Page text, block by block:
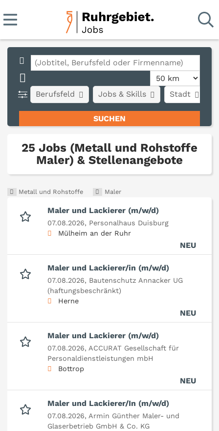
Stadt
Berufsfeld Jobs & Skills
25 Jobs (Metall und Rohstoffe
Maler) & Stellenangebote
Metall und Rohstoffe Maler
Maler und Lackierer (m/w/d)
07.08.2026, Personalhaus Duisburg
Mülheim an der Ruhr
NEU
Maler und Lackierer/in (m/w/d)
07.08.2026, Bautenschutz Annacker UG
(haftungsbeschränkt)
Herne
NEU
Maler und Lackierer (m/w/d)
07.08.2026, ACCURAT Gesellschaft für
Personaldienstleistungen mbH
Bottrop
NEU
Maler und Lackierer/In (m/w/d)
07.08.2026, Armin Günther Maler- und
Glaserbetrieb GmbH & Co. KG